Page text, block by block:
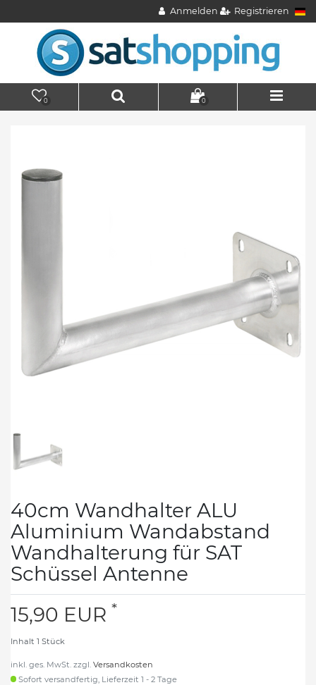
Anmelden Registrieren
0 0
40cm Wandhalter ALU
Aluminium Wandabstand
Wandhalterung für SAT
Schüssel Antenne
15,90 EUR *
Inhalt 1 Stück
inkl. ges. MwSt. zzgl. Versandkosten
Sofort versandfertig, Lieferzeit 1 - 2 Tage